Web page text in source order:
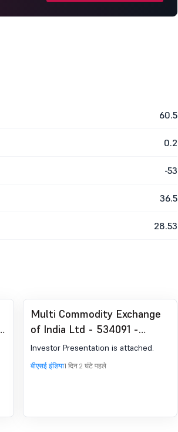
60.5
0.2
-53
36.5
28.53
Multi Commodity Exchange
of India Ltd - 534091 -
Announcement under
Regulation 30 (LODR)-
Investor Presentation is attached.
बीएसई इंडिया1 दिन 2 घंटे पहले